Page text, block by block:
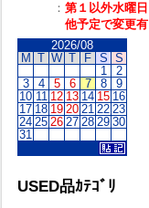
： 第１以外水曜日
他予定で変更有
2026/08
M T W T F S S
1
2
3
4 5 6 7 8
9
10 11 12 13 14 15 16
17 18 19 20 21 22 23
24 25 26 27 28 29 30
31
USED品ｶﾃｺﾞﾘ